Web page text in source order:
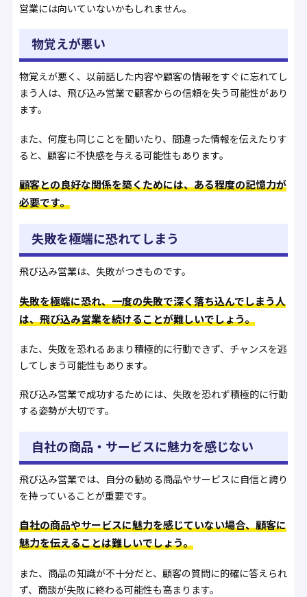
営業には向いていないかもしれません。
物覚えが悪い
物覚えが悪く、以前話した内容や顧客の情報をすぐに忘れてし
まう人は、飛び込み営業で顧客からの信頼を失う可能性があり
ます。
また、何度も同じことを聞いたり、間違った情報を伝えたりす
ると、顧客に不快感を与える可能性もあります。
顧客との良好な関係を築くためには、ある程度の記憶力が
必要です。
失敗を極端に恐れてしまう
飛び込み営業は、失敗がつきものです。
失敗を極端に恐れ、一度の失敗で深く落ち込んでしまう人
は、飛び込み営業を続けることが難しいでしょう。
また、失敗を恐れるあまり積極的に行動できず、チャンスを逃
してしまう可能性もあります。
飛び込み営業で成功するためには、失敗を恐れず積極的に行動
する姿勢が大切です。
自社の商品・サービスに魅力を感じない
飛び込み営業では、自分の勧める商品やサービスに自信と誇り
を持っていることが重要です。
自社の商品やサービスに魅力を感じていない場合、顧客に
魅力を伝えることは難しいでしょう。
また、商品の知識が不十分だと、顧客の質問に的確に答えられ
ず、商談が失敗に終わる可能性も高まります。